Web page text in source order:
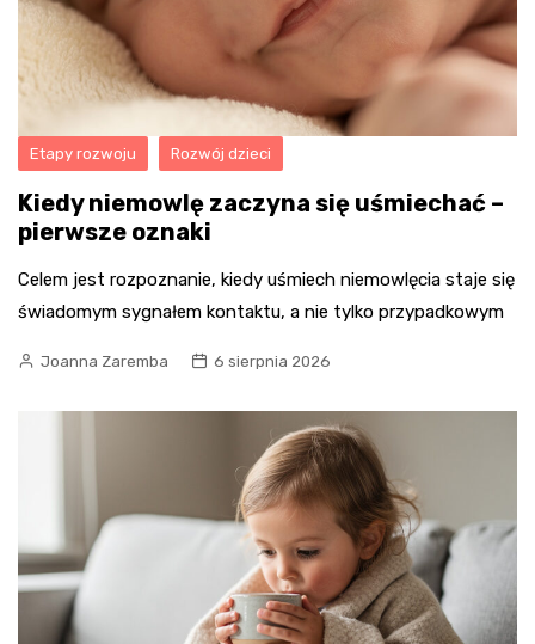
Etapy rozwoju Rozwój dzieci
Kiedy niemowlę zaczyna się uśmiechać –
pierwsze oznaki
Celem jest rozpoznanie, kiedy uśmiech niemowlęcia staje się
świadomym sygnałem kontaktu, a nie tylko przypadkowym
Joanna Zaremba 6 sierpnia 2026